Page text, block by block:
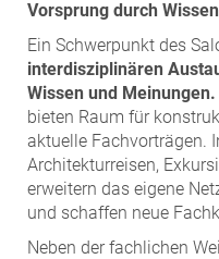
Vorsprung durch Wissen
Ein Schwerpunkt des
interdisziplinären
Wissen und Meinungen.
bieten Raum für
aktuelle Fachvorträgen.
Architekturreisen,
erweitern das eigene
und schaffen neue
Neben der fachlichen